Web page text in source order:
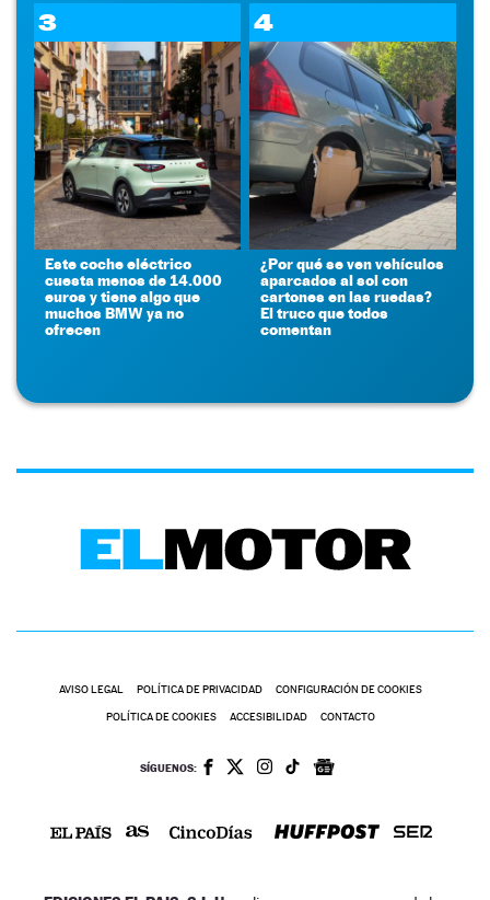
3
Este coche eléctrico
cuesta menos de 14.000
euros y tiene algo que
muchos BMW ya no
ofrecen
4
¿Por qué se ven vehículos
aparcados al sol con
cartones en las ruedas?
El truco que todos
comentan
AVISO LEGAL POLÍTICA DE PRIVACIDAD CONFIGURACIÓN DE COOKIES
POLÍTICA DE COOKIES ACCESIBILIDAD CONTACTO
SÍGUENOS: